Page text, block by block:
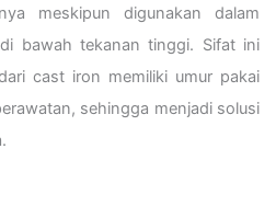
meskipun digunakan dalam
bawah tekanan tinggi. Sifat ini
cast iron memiliki umur pakai
sehingga menjadi solusi